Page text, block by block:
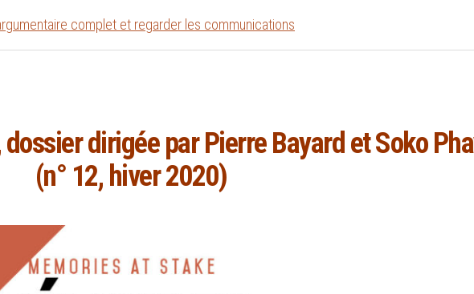
complet et regarder les communications
dossier dirigée par Pierre Bayard et Soko
(n° 12, hiver 2020)